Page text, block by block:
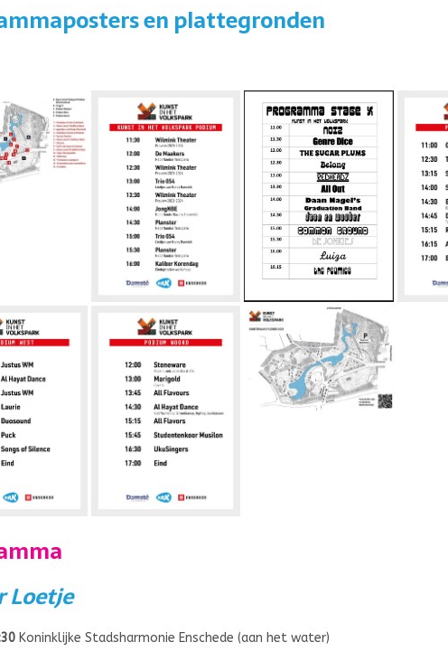
en plattegronden
Loetje
Koninklijke Stadsharmonie Enschede (aan het water)